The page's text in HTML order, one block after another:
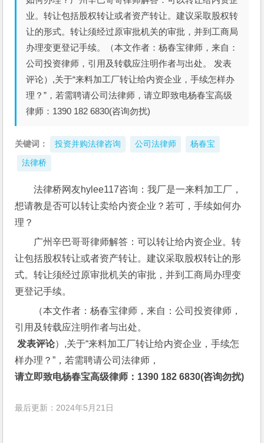
业。转让包括股权转让或者资产转让。建议采取股权转
让的形式。转让须经过原审批机关的审批，并到工商局
办理变更登记手续。（本文作者：杨春宝律师，来自：
公司投资律师，引用及转载应注明作者与出处。 发表
评论）,关于“来料加工厂转让给内资企业，手续怎样办
理？”，若需聘请公司法律师，请立即致电杨春宝高级
律师：1390 182 6830(咨询勿扰)
关键词： 投资并购法律咨询 公司法律师 杨春宝
法律桥
法律桥网友hylee117咨询：我厂是一来料加工厂，
想请教是否可以转让卖给内资企业？若可，手续如何办
理？
广州辛巴哥哥律师解答：可以转让给内资企业。转
让包括股权转让或者资产转让。建议采取股权转让的形
式。转让须经过原审批机关的审批，并到工商局办理变
更登记手续。
（本文作者：杨春宝律师，来自：公司投资律师，
引用及转载应注明作者与出处。
发表评论）,关于“来料加工厂转让给内资企业，手续怎
样办理？”，若需聘请公司法律师，
请立即致电杨春宝高级律师：1390 182 6830(咨询勿扰)
最后更新：2024年5月21日